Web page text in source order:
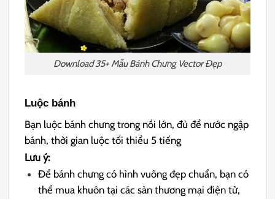
Download 35+ Mẫu Bánh Chưng Vector Đẹp
Luộc bánh
Bạn luộc bánh chưng trong nồi lớn, đủ để nước ngập
bánh, thời gian luộc tối thiểu 5 tiếng
Lưu ý:
Để bánh chưng có hình vuông đẹp chuẩn, bạn có
thể mua khuôn tại các sàn thương mại điện tử,